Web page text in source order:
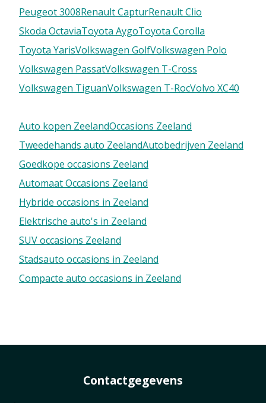
Peugeot 3008Renault CapturRenault Clio
Skoda OctaviaToyota AygoToyota Corolla
Toyota YarisVolkswagen GolfVolkswagen Polo
Volkswagen PassatVolkswagen T-Cross
Volkswagen TiguanVolkswagen T-RocVolvo XC40
Auto kopen ZeelandOccasions Zeeland
Tweedehands auto ZeelandAutobedrijven Zeeland
Goedkope occasions Zeeland
Automaat Occasions Zeeland
Hybride occasions in Zeeland
Elektrische auto's in Zeeland
SUV occasions Zeeland
Stadsauto occasions in Zeeland
Compacte auto occasions in Zeeland
Contactgegevens